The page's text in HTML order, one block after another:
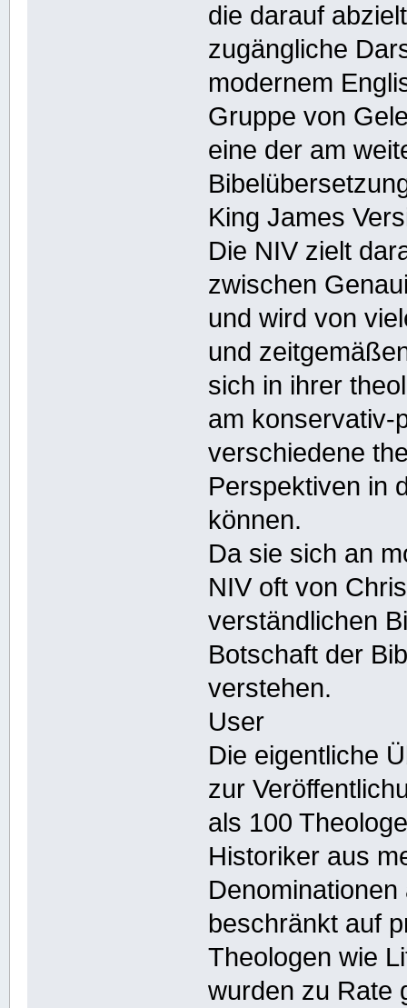
die darauf
zugängliche
modernem
Gruppe von
eine der am
King James
Die NIV zielt
zwischen
und wird von
und
sich in ihrer
am konservativ-
verschiedene
Perspektiven in
können.
Da sie sich an
NIV oft von
verständlichen
Botschaft der
verstehen.
User
Die eigentliche
zur
als 100
Historiker aus
beschränkt auf
Theologen wie
wurden zu Rate